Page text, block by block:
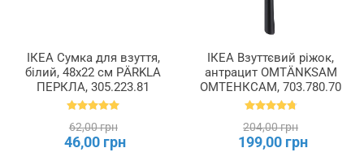
ІКЕА Сумка для взуття,
білий, 48x22 см PÄRKLA
ПЕРКЛА, 305.223.81
62,00 грн
46,00 грн
ІКЕА Взуттєвий ріжок,
антрацит OMTÄNKSAM
ОМТЕНКСАМ, 703.780.70
204,00 грн
199,00 грн